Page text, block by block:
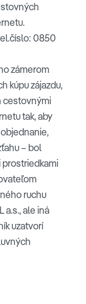
0850
zámerom
kúpu zájazdu,
cestovnými
tak, aby
– bol
ruchu
a.s., ale iná
uzatvorí